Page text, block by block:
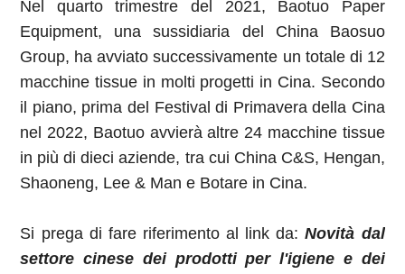
Nel quarto trimestre del 2021, Baotuo Paper
Equipment, una sussidiaria del China Baosuo
Group, ha avviato successivamente un totale di 12
macchine tissue in molti progetti in Cina. Secondo
il piano, prima del Festival di Primavera della Cina
nel 2022, Baotuo avvierà altre 24 macchine tissue
in più di dieci aziende, tra cui China C&S, Hengan,
Shaoneng, Lee & Man e Botare in Cina.
Si prega di fare riferimento al link da:Novità dal
settore cinese dei prodotti per l'igiene e dei